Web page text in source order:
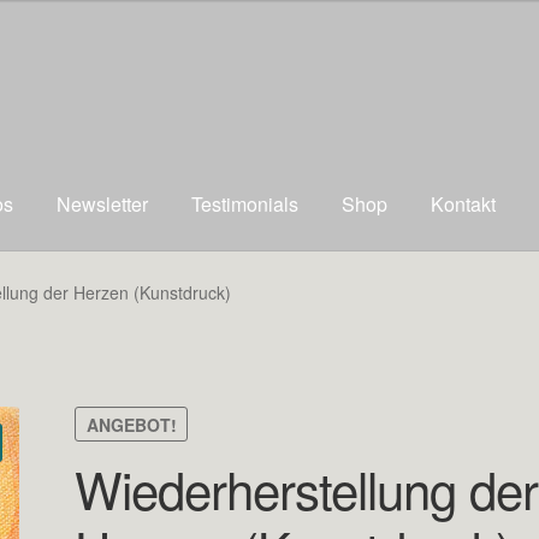
Newsletter Testimonials Shop Kontakt
der Herzen (Kunstdruck)
ANGEBOT!
Wiederherstellung der